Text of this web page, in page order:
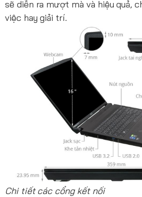
sẽ diễn ra mượt mà và hiệu quả,
việc hay giải trí.
Chi tiết các cổng kết nối